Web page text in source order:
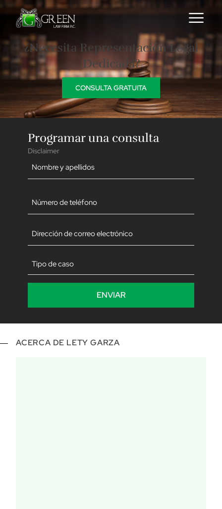
Skip to content
¿Necesita Representación Legal
Dedicada?
CONSULTA GRATUITA
Programar una consulta
Disclaimer
Nombre
Teléfono
Correo
Sin
título
ACERCA DE LETY GARZA